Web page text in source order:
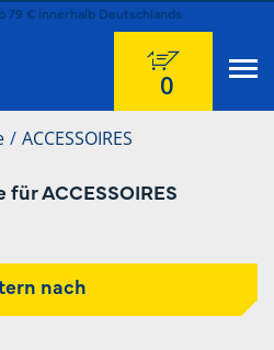
79 € innerhalb Deutschlands
0
ACCESSOIRES
für ACCESSOIRES
nach